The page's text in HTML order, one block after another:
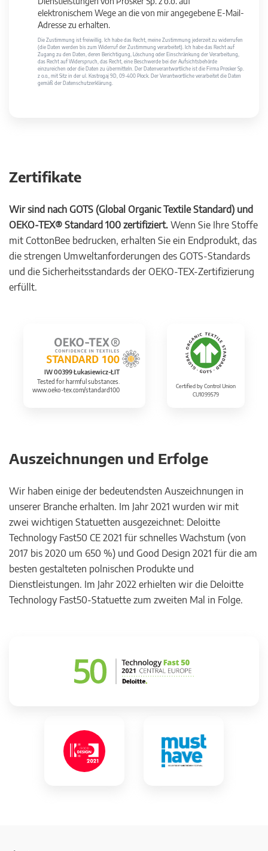
elektronischem Wege an die von mir angegebene E-Mail-
Adresse zu erhalten.
Die Zustimmung ist freiwillig. Ich habe das Recht, meine Zustimmung jederzeit zu widerrufen
(die Daten werden bis zum Widerruf der Zustimmung verarbeitet). Ich habe das Recht auf
Zugang zu den Daten, deren Berichtigung, Löschung oder Einschränkung der Verarbeitung,
das Recht auf Widerspruch, das Recht, eine Beschwerde bei der Aufsichtsbehörde
einzureichen oder die Daten zu übermitteln. Der Datenverantwortliche ist die Firma Prosker Sp.
z o.o., mit Sitz in der ul. Kostrogaj 9D, 09-400 Płock. Der Verantwortliche verarbeitet die Daten
gemäß der Datenschutzerklärung.
Zertifikate
Wir sind nach GOTS (Global Organic Textile Standard) und
OEKO-TEX® Standard 100 zertifiziert. Wenn Sie Ihre Stoffe
mit CottonBee bedrucken, erhalten Sie ein Endprodukt, das
die strengen Umweltanforderungen des GOTS-Standards
und die Sicherheitsstandards der OEKO-TEX-Zertifizierung
erfüllt.
IW 00399 Łukasiewicz-ŁIT
Tested for harmful substances.
www.oeko-tex.com/standard100
Certified by Control Union
CU1099579
Auszeichnungen und Erfolge
Wir haben einige der bedeutendsten Auszeichnungen in
unserer Branche erhalten. Im Jahr 2021 wurden wir mit
zwei wichtigen Statuetten ausgezeichnet: Deloitte
Technology Fast50 CE 2021 für schnelles Wachstum (von
2017 bis 2020 um 650 %) und Good Design 2021 für die am
besten gestalteten polnischen Produkte und
Dienstleistungen. Im Jahr 2022 erhielten wir die Deloitte
Technology Fast50-Statuette zum zweiten Mal in Folge.